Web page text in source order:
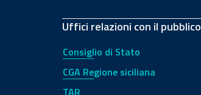
Uffici relazioni con il pubblico
Consiglio di Stato
CGA Regione siciliana
TAR